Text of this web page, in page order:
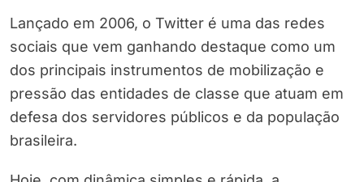
Lançado em 2006, o Twitter é uma das redes
sociais que vem ganhando destaque como um
dos principais instrumentos de mobilização e
pressão das entidades de classe que atuam em
defesa dos servidores públicos e da população
brasileira.